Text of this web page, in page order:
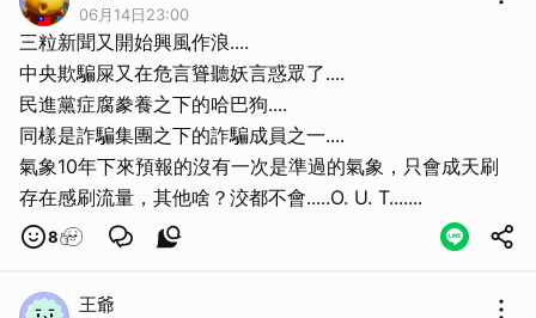
06月14日23:00
三粒新聞又開始興風作浪....
中央欺騙屎又在危言聳聽妖言惑眾了....
民進黨症腐豢養之下的哈巴狗....
同樣是詐騙集團之下的詐騙成員之一....
氣象10年下來預報的沒有一次是準過的氣象，只會成天刷
存在感刷流量，其他啥？洨都不會.....O. U. T.......
8
王爺